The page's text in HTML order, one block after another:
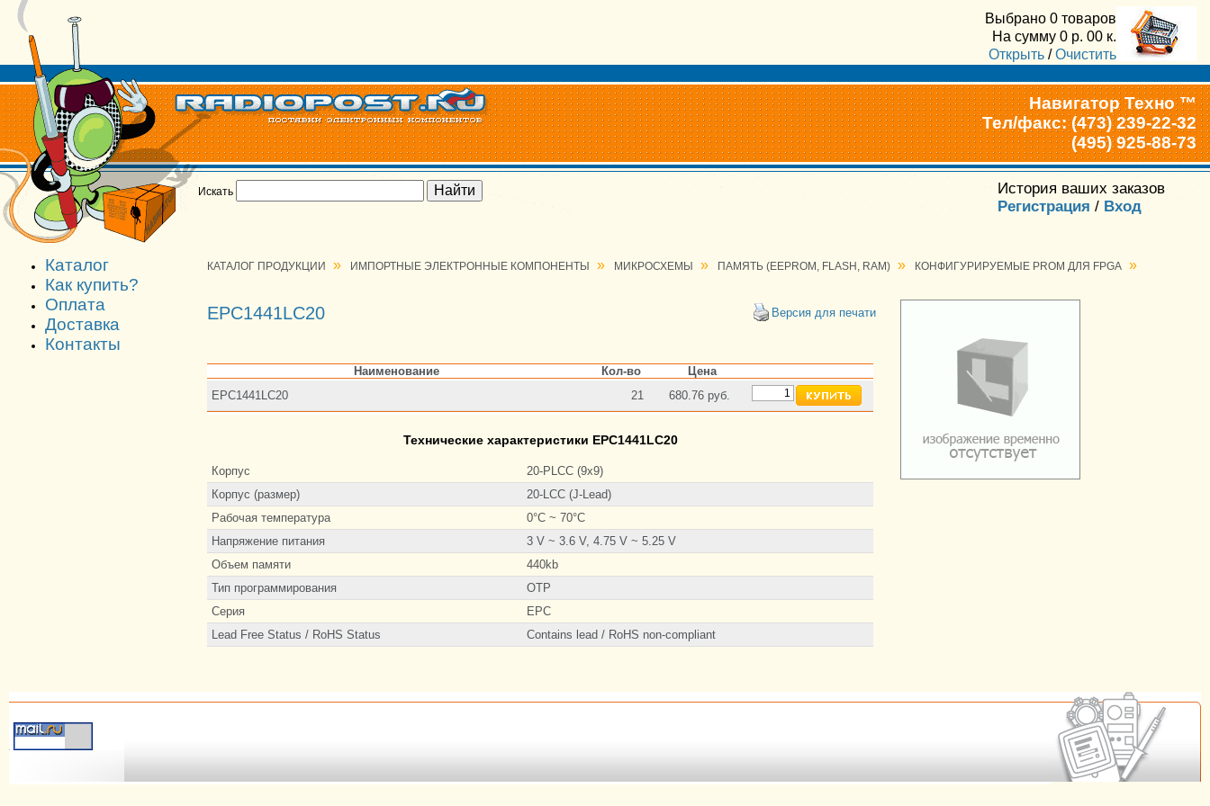
Выбрано 0 товаров
На сумму 0 р. 00 к.
Открыть /Очистить
Навигатор Техно ™
Тел/факс: (473) 239-22-32
(495) 925-88-73
Искать
История ваших заказов
Регистрация / Вход
Каталог
Как купить?
Оплата
Доставка
Контакты
КАТАЛОГ ПРОДУКЦИИ » ИМПОРТНЫЕ ЭЛЕКТРОННЫЕ КОМПОНЕНТЫ » МИКРОСХЕМЫ » ПАМЯТЬ (EEPROM, FLASH, RAM) » КОНФИГУРИРУЕМЫЕ PROM ДЛЯ FPGA »
EPC1441LC20 Версия для печати
Наименование Кол-во
Цена
EPC1441LC20
21 680.76 руб.
Технические характеристики EPC1441LC20
Корпус
20-PLCC (9x9)
Корпус (размер)
20-LCC (J-Lead)
Рабочая температура
0°C ~ 70°C
Напряжение питания
3 V ~ 3.6 V, 4.75 V ~ 5.25 V
Объем памяти
440kb
Тип программирования
OTP
Серия
EPC
Lead Free Status / RoHS Status
Contains lead / RoHS non-compliant